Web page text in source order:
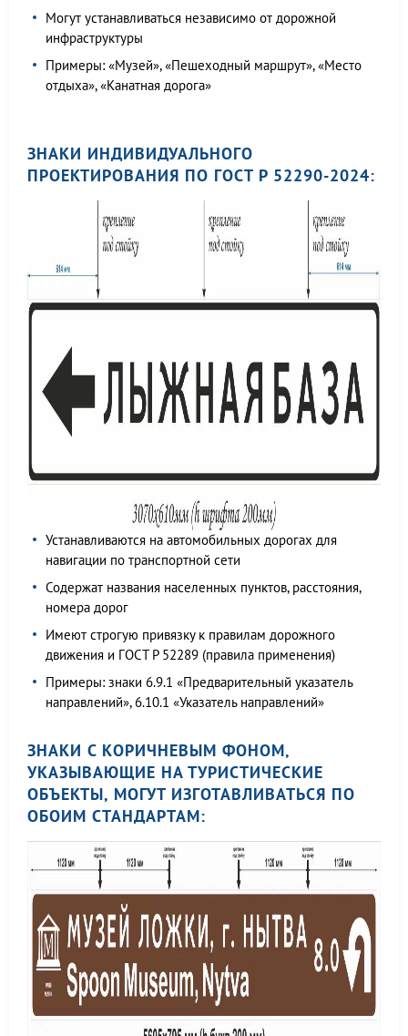
Могут устанавливаться независимо от дорожной
инфраструктуры
Примеры: «Музей», «Пешеходный маршрут», «Место
отдыха», «Канатная дорога»
ЗНАКИ ИНДИВИДУАЛЬНОГО
ПРОЕКТИРОВАНИЯ ПО ГОСТ Р 52290-2024:
Устанавливаются на автомобильных дорогах для
навигации по транспортной сети
Содержат названия населенных пунктов, расстояния,
номера дорог
Имеют строгую привязку к правилам дорожного
движения и ГОСТ Р 52289 (правила применения)
Примеры: знаки 6.9.1 «Предварительный указатель
направлений», 6.10.1 «Указатель направлений»
ЗНАКИ С КОРИЧНЕВЫМ ФОНОМ,
УКАЗЫВАЮЩИЕ НА ТУРИСТИЧЕСКИЕ
ОБЪЕКТЫ, МОГУТ ИЗГОТАВЛИВАТЬСЯ ПО
ОБОИМ СТАНДАРТАМ: